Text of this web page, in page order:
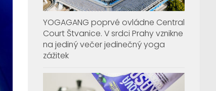
YOGAGANG poprvé ovládne Central
Court Štvanice. V srdci Prahy vznikne
na jediný večer jedinečný yoga
zážitek